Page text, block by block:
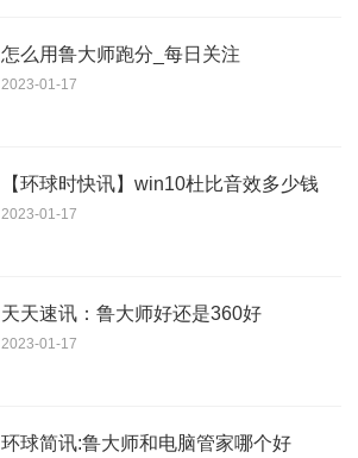
怎么用鲁大师跑分_每日关注
2023-01-17
【环球时快讯】win10杜比音效多少钱
2023-01-17
天天速讯：鲁大师好还是360好
2023-01-17
环球简讯:鲁大师和电脑管家哪个好